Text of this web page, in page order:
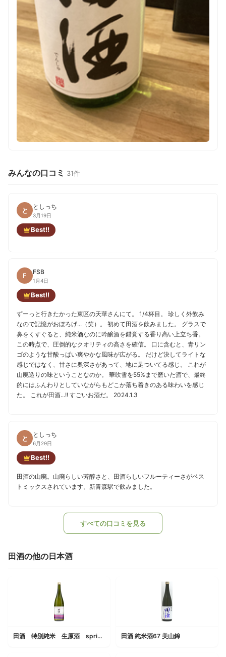
みんなの口コミ 31件
と としっち
3月19日
Best!!
F FSB
1月4日
Best!!
ずーっと行きたかった東区の天華さんにて。 1/4杯目。 珍しく外飲み
なので記憶がおぼろげ...（笑）。 初めて田酒を飲みました。 グラスで
鼻をくすぐると、純米酒なのに吟醸酒を錯覚する香り高い上立ち香。
この時点で、圧倒的なクオリティの高さを確信。 口に含むと、青リン
ゴのような甘酸っぱい爽やかな風味が広がる。 だけど決してライトな
感じではなく、甘さに奥深さがあって、地に足ついてる感じ。 これが
山廃造りの味ということなのか。 華吹雪を55%まで磨いた酒で、最終
的にはふんわりとしていながらもどこか落ち着きのある味わいを感じ
た。 これが田酒...!! すごいお酒だ。 2024.1.3
と としっち
6月29日
Best!!
田酒の山廃。山廃らしい芳醇さと、田酒らしいフルーティーさがベス
トミックスされています。新青森駅で飲みました。
すべての口コミを見る
田酒の他の日本酒
田酒 特別純米 生原酒 spring drop 田酒 純米酒67 美山錦